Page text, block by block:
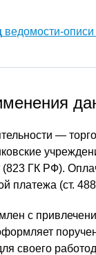
ведомости-описи
—
ГК РФ).
платежа (ст.
с
своего